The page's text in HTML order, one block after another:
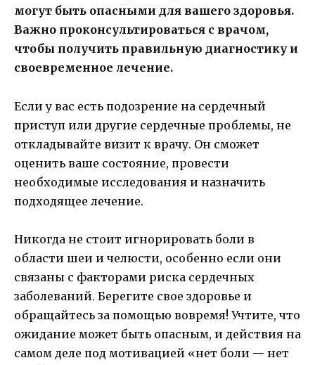
могут быть опасными для вашего здоровья.
Важно проконсультироваться с врачом,
чтобы получить правильную диагностику и
своевременное лечение.
Если у вас есть подозрение на сердечный
приступ или другие сердечные проблемы, не
откладывайте визит к врачу. Он сможет
оценить ваше состояние, провести
необходимые исследования и назначить
подходящее лечение.
Никогда не стоит игнорировать боли в
области шеи и челюсти, особенно если они
связаны с факторами риска сердечных
заболеваний. Берегите свое здоровье и
обращайтесь за помощью вовремя! Учтите, что
ожидание может быть опасным, и действия на
самом деле под мотивацией «нет боли — нет